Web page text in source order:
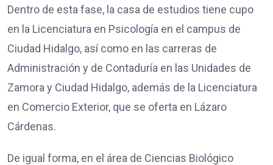
Dentro de esta fase, la casa de estudios tiene cupo
en la Licenciatura en Psicología en el campus de
Ciudad Hidalgo, así como en las carreras de
Administración y de Contaduría en las Unidades de
Zamora y Ciudad Hidalgo, además de la Licenciatura
en Comercio Exterior, que se oferta en Lázaro
Cárdenas.
De igual forma, en el área de Ciencias Biológico